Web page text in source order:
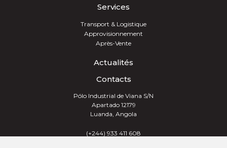
Services
Transport & Logistique
Approvisionnement
Après-Vente
Actualités
Contacts
Pólo Industrial de Viana S/N
Apartado 12179
Luanda, Angola
(+244) 933 411 608